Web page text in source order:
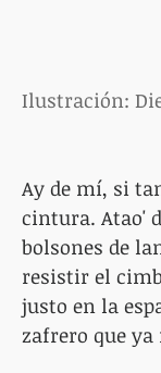
Ilustración:
Ay de mí, si
cintura. Atao'
bolsones de
resistir el
justo en la
zafrero que